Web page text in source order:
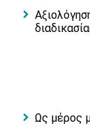
Ως μέρος